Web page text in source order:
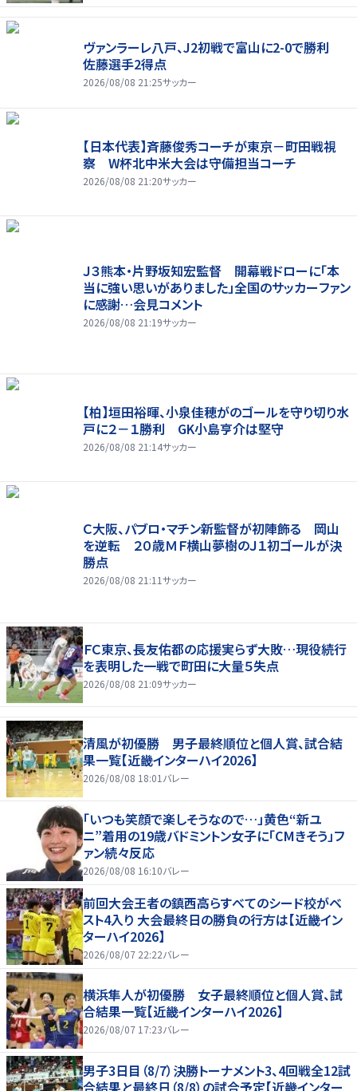
ヴァンラーレ八戸、J2初戦で富山に2-0で勝利
佐藤選手2得点
2026/08/08 21:25サッカー
【日本代表】斉藤俊秀コーチが東京－町田戦視
察 W杯北中米大会は守備担当コーチ
2026/08/08 21:20サッカー
Ｊ３熊本・片野坂知宏監督 開幕戦ドローに「本
当に強い思いがありました」全国のサッカーファン
に感謝…会見コメント
2026/08/08 21:19サッカー
【柏】垣田裕暉、小泉佳穂がのゴールを守り切り水
戸に２－１勝利 GK小島亨介は堅守
2026/08/08 21:14サッカー
Ｃ大阪、パブロ・マチン新監督が初陣飾る 岡山
を逆転 ２０歳ＭＦ横山夢樹のＪ１初ゴールが決
勝点
2026/08/08 21:11サッカー
ＦＣ東京、長友佑都の応援実らず大敗…現役続行
を表明した一戦で町田に大量５失点
2026/08/08 21:09サッカー
清風が初優勝 男子最終順位と個人賞、試合結
果一覧【近畿インターハイ2026】
2026/08/08 18:01 バレー
「いつも笑顔で楽しそうなので…」黄色“新ユ
ニ”着用の19歳バドミントン女子に「CMきそう」フ
ァン続々反応
2026/08/08 16:10バレー
前回大会王者の鎮西高らすべてのシード校がベ
スト4入り 大会最終日の勝負の行方は【近畿イン
ターハイ2026】
2026/08/07 22:22バレー
横浜隼人が初優勝 女子最終順位と個人賞、試
合結果一覧【近畿インターハイ2026】
2026/08/07 17:23バレー
男子3日目（8/7）決勝トーナメント3、4回戦全12試
合結果と最終日（8/8）の試合予定【近畿インター